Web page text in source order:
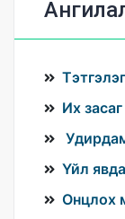
Их
Үйл
Онцлох